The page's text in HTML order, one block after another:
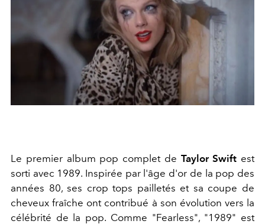
Le premier album pop complet de Taylor Swift est
sorti avec 1989. Inspirée par l'âge d'or de la pop des
années 80, ses crop tops pailletés et sa coupe de
cheveux fraîche ont contribué à son évolution vers la
célébrité de la pop. Comme "Fearless", "1989" est